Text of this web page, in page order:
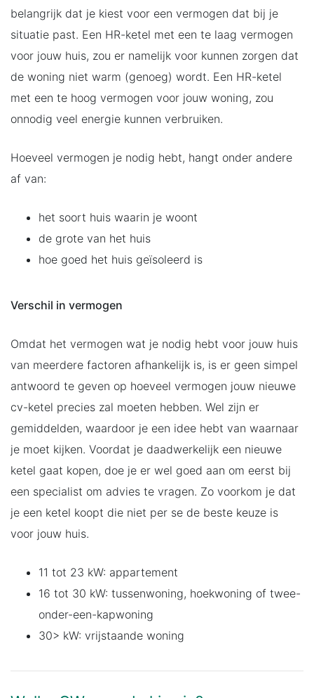
belangrijk dat je kiest voor een vermogen dat bij je
situatie past. Een HR-ketel met een te laag vermogen
voor jouw huis, zou er namelijk voor kunnen zorgen dat
de woning niet warm (genoeg) wordt. Een HR-ketel
met een te hoog vermogen voor jouw woning, zou
onnodig veel energie kunnen verbruiken.
Hoeveel vermogen je nodig hebt, hangt onder andere
af van:
het soort huis waarin je woont
de grote van het huis
hoe goed het huis geïsoleerd is
Verschil in vermogen
Omdat het vermogen wat je nodig hebt voor jouw huis
van meerdere factoren afhankelijk is, is er geen simpel
antwoord te geven op hoeveel vermogen jouw nieuwe
cv-ketel precies zal moeten hebben. Wel zijn er
gemiddelden, waardoor je een idee hebt van waarnaar
je moet kijken. Voordat je daadwerkelijk een nieuwe
ketel gaat kopen, doe je er wel goed aan om eerst bij
een specialist om advies te vragen. Zo voorkom je dat
je een ketel koopt die niet per se de beste keuze is
voor jouw huis.
11 tot 23 kW: appartement
16 tot 30 kW: tussenwoning, hoekwoning of twee-
onder-een-kapwoning
30> kW: vrijstaande woning